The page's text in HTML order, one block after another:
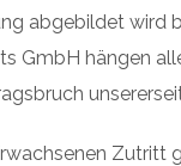
abgebildet
GmbH hängen